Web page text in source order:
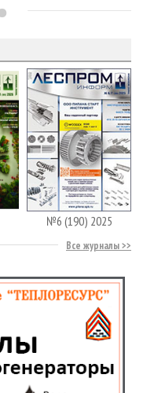
№6 (190) 2025
Все журналы